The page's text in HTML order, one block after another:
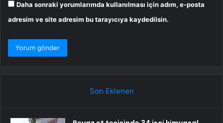
Daha sonraki yorumlarımda kullanılması için adım, e-posta
adresim ve site adresim bu tarayıcıya kaydedilsin.
Son Eklenen